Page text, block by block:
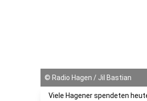
© Radio Hagen / Jil Bastian
Viele Hagener spendeten